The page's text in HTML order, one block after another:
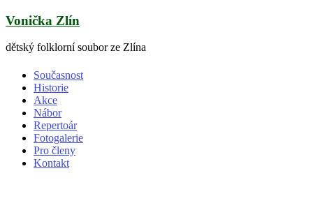
Skip
content
Vonička Zlín
dětský folklorní soubor ze Zlína
Současnost
Historie
Akce
Nábor
Repertoár
Fotogalerie
Pro členy
Kontakt